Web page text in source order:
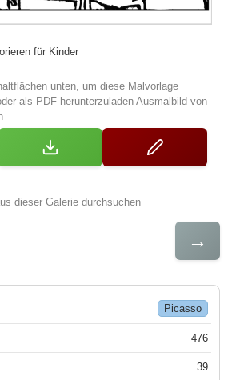
für Kinder
unten, um diese Malvorlage
als PDF herunterzuladen Ausmalbild von
dieser Galerie durchsuchen
→
Picasso
476
39